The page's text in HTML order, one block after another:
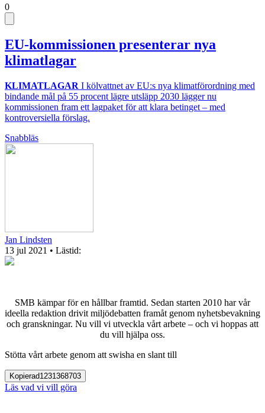
0
EU-kommissionen presenterar nya
klimatlagar
KLIMATLAGAR I kölvattnet av EU:s nya klimatförordning med
bindande mål på 55 procent lägre utsläpp 2030 lägger nu
kommissionen fram ett lagpaket för att klara betinget – med
kontroversiella förslag.
Snabbläs
Jan Lindsten
13 jul 2021 • Lästid:
SMB kämpar för en hållbar framtid. Sedan starten 2010 har vår
ideella redaktion drivit miljödebatten framåt genom nyhetsbevakning
och granskningar. Nu vill vi utveckla vårt arbete – och vi hoppas att
du vill hjälpa oss.
Stötta vårt arbete genom att swisha en slant till
Kopierad1231368703
Läs vad vi vill göra